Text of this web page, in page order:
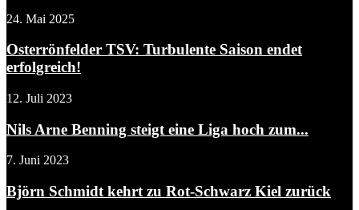
24. Mai 2025
Osterrönfelder TSV: Turbulente Saison endet
erfolgreich!
12. Juli 2023
Nils Arne Benning steigt eine Liga hoch zum...
7. Juni 2023
Björn Schmidt kehrt zu Rot-Schwarz Kiel zurück